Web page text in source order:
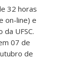
32 horas
on-line) e
UFSC.
07 de
de